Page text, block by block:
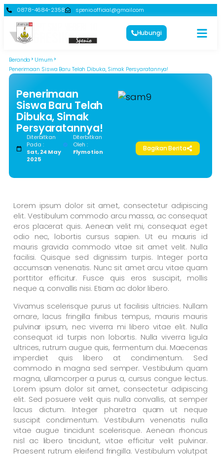
0878-4684-2358 spenio.official@gmail.com
Hubungi
Beranda
Umum
Penerimaan Siswa Baru Telah Dibuka, Simak Persyaratannya!
Penerimaan
Siswa Baru Telah
Dibuka, Simak
Persyaratannya!
Diterbitkan
Pada :
Sat, 24 May
2025
Diterbitkan
Oleh :
Flymotion
Bagikan Berita
Lorem ipsum dolor sit amet, consectetur adipiscing
elit. Vestibulum commodo arcu massa, ac consequat
eros placerat quis. Aenean velit mi, consequat eget
odio nec, lobortis cursus sapien. Ut eu mauris id
mauris gravida commodo vitae sit amet velit. Nulla
facilisi. Quisque sed dignissim turpis. Integer porta
accumsan venenatis. Nunc sit amet arcu vitae quam
porttitor efficitur. Fusce quis eros suscipit, mollis
neque a, convallis nisi. Etiam ac dolor libero.
Vivamus scelerisque purus ut facilisis ultricies. Nullam
ornare, lacus fringilla finibus tempus, mauris mauris
pulvinar ipsum, nec viverra mi libero vitae elit. Nulla
consequat id turpis non lobortis. Nulla viverra ligula
ultrices, rutrum augue quis, fermentum dui. Maecenas
imperdiet quis libero at condimentum. Sed
commodo in magna sed semper. Vestibulum quam
magna, ullamcorper a purus a, cursus congue lectus.
Lorem ipsum dolor sit amet, consectetur adipiscing
elit. Sed posuere velit quis nulla convallis, at semper
lacus dictum. Integer pharetra quam ut neque
suscipit condimentum. Vestibulum venenatis nulla
vitae augue tincidunt scelerisque. Aenean rhoncus
nisl ac libero tincidunt, vitae efficitur velit pulvinar.
Praesent rutrum eleifend fringilla. Vestibulum volutpat